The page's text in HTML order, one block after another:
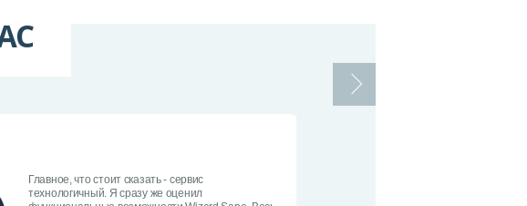
Главное, что стоит сказать - сервис
технологичный. Я сразу же оценил